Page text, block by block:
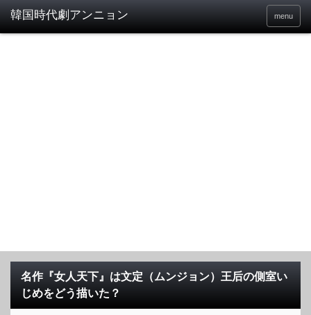
menu
名作『女人天下』は文定（ムンジョン）王后の側室い
じめをどう描いた？